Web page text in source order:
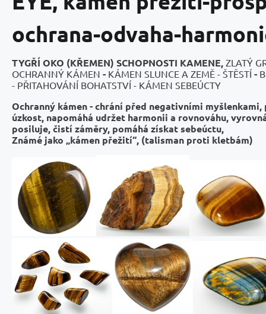
ochrana-odvaha-
TYGŘÍ OKO (KŘEMEN) SCHOPNOSTI KAMENE, ZLATÝ
OCHRANNÝ KÁMEN - KÁMEN SLUNCE A ZEMĚ - ŠTĚSTÍ -
- PŘITAHOVÁNÍ BOHATSTVÍ - KÁMEN SEBEÚCTY
Ochranný kámen -chrání před negativními myšlenkami,
úzkost, napomáhá udržet harmonii a rovnováhu,
posiluje, čistí záměry, pomáhá získat sebeúctu,
Známé jako „kámen přežití“, (talisman proti kletbám)